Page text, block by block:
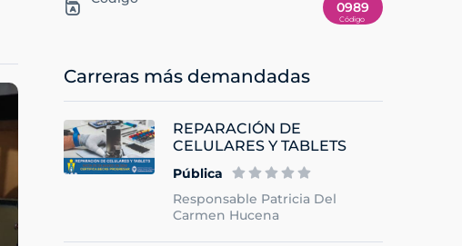
0989
Carreras más demandadas
REPARACIÓN DE
CELULARES Y TABLETS
Pública
Responsable Patricia Del
Carmen Hucena